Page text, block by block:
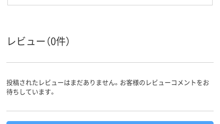
レビュー（0件）
投稿されたレビューはまだありません。お客様のレビューコメントをお
待ちしています。